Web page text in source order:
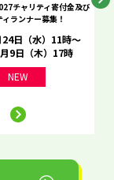
チャリティ寄付金及び
ィランナー募集！
日（水）11時～
9日（木）17時
NEW